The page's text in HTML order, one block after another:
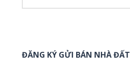
ĐĂNG KÝ GỬI BÁN NHÀ ĐẤT